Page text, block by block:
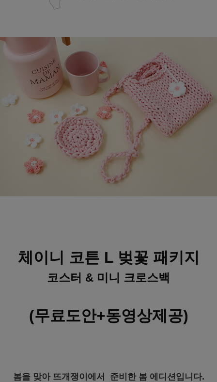
체이니 코튼 L 벚꽃 패키지
코스터 & 미니 크로스백
(무료도안+동영상제공)
봄을 맞아 뜨개쟁이에서 준비한 봄 에디션입니다.